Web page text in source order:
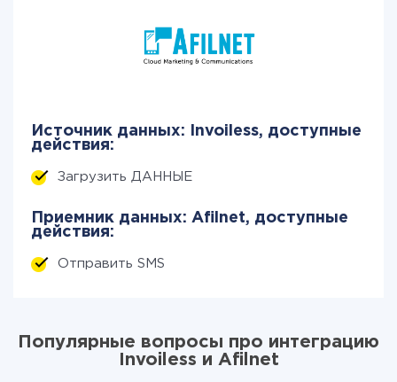
Источник данных: Invoiless, доступные
действия:
Загрузить ДАННЫЕ
Приемник данных: Afilnet, доступные
действия:
Отправить SMS
Популярные вопросы про интеграцию
Invoiless и Afilnet